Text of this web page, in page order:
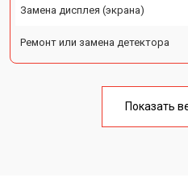
Замена дисплея (экрана)
Ремонт или замена детектора
Показать